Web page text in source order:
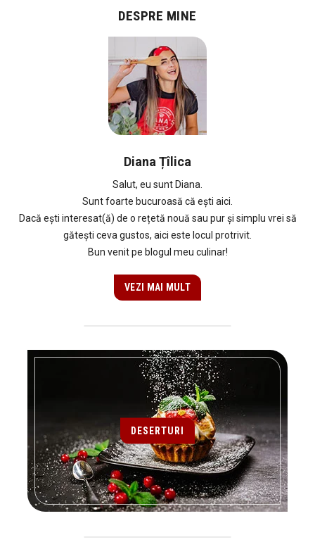
DESPRE MINE
Diana Țîlica
Salut, eu sunt Diana.
Sunt foarte bucuroasă că ești aici.
Dacă ești interesat(ă) de o rețetă nouă sau pur și simplu vrei să
gătești ceva gustos, aici este locul protrivit.
Bun venit pe blogul meu culinar!
VEZI MAI MULT
DESERTURI